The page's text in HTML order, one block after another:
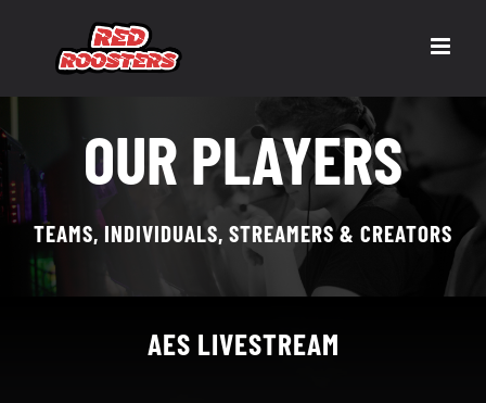
content
OUR PLAYERS
TEAMS, INDIVIDUALS, STREAMERS & CREATORS
AES LIVESTREAM